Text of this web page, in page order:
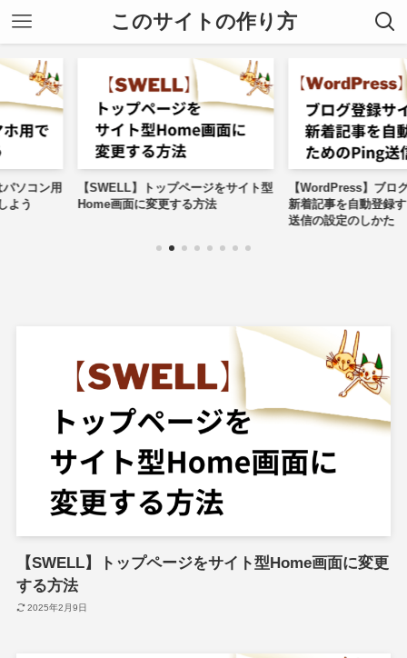
このサイトの作り方
】トップページをサイト型
面に変更する方法
【WordPress】ブログ登録サイトへ
新着記事を自動登録するためのPing
【
キ
法
【SWELL】トップページをサイト型Home画面に変更
する方法
2025年2月9日